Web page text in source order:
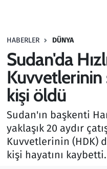
HABERLER DÜNYA
Sudan'da
Kuvvetlerinin
kişi öldü
Sudan'ın başkenti
yaklaşık 20 aydır
Kuvvetlerinin (HDK)
kişi hayatını kaybetti.
Haber
Kültür Sanat
Kurumsal Haberler
Lezzet Durağı
Memur ve Kamu